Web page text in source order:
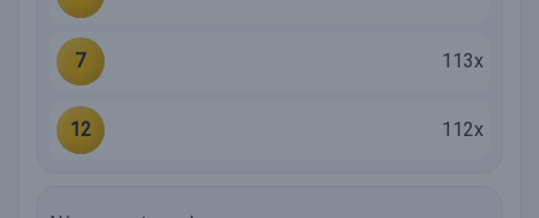
7 113x
12 112x